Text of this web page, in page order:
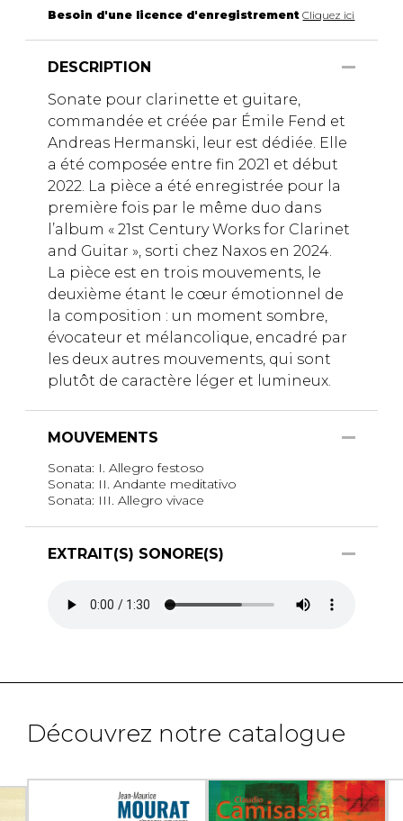
Besoin d'une licence d'enregistrement Cliquez ici
DESCRIPTION
Sonate pour clarinette et guitare,
commandée et créée par Émile Fend et
Andreas Hermanski, leur est dédiée. Elle
a été composée entre fin 2021 et début
2022. La pièce a été enregistrée pour la
première fois par le même duo dans
l’album « 21st Century Works for Clarinet
and Guitar », sorti chez Naxos en 2024.
La pièce est en trois mouvements, le
deuxième étant le cœur émotionnel de
la composition : un moment sombre,
évocateur et mélancolique, encadré par
les deux autres mouvements, qui sont
plutôt de caractère léger et lumineux.
MOUVEMENTS
Sonata: I. Allegro festoso
Sonata: II. Andante meditativo
Sonata: III. Allegro vivace
EXTRAIT(S) SONORE(S)
Découvrez notre catalogue